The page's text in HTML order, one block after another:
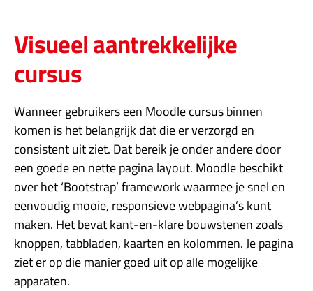
Visueel aantrekkelijke
cursus
Wanneer gebruikers een Moodle cursus binnen
komen is het belangrijk dat die er verzorgd en
consistent uit ziet. Dat bereik je onder andere door
een goede en nette pagina layout. Moodle beschikt
over het ‘Bootstrap’ framework waarmee je snel en
eenvoudig mooie, responsieve webpagina’s kunt
maken. Het bevat kant-en-klare bouwstenen zoals
knoppen, tabbladen, kaarten en kolommen. Je pagina
ziet er op die manier goed uit op alle mogelijke
apparaten.